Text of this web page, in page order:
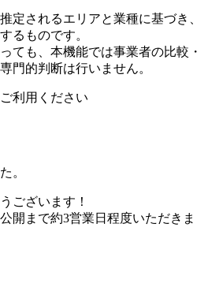
定されるエリアと業種に基づき、
るものです。
ても、本機能では事業者の比較・
門的判断は行いません。
利用ください
。
ございます！
開まで約3営業日程度いただきま